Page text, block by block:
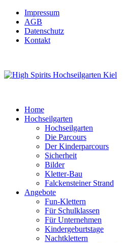
Impressum
AGB
Datenschutz
Kontakt
Home
Hochseilgarten
Hochseilgarten
Die Parcours
Der Kinderparcours
Sicherheit
Bilder
Kletter-Bau
Falckensteiner Strand
Angebote
Fun-Klettern
Für Schulklassen
Für Unternehmen
Kindergeburtstage
Nachtklettern